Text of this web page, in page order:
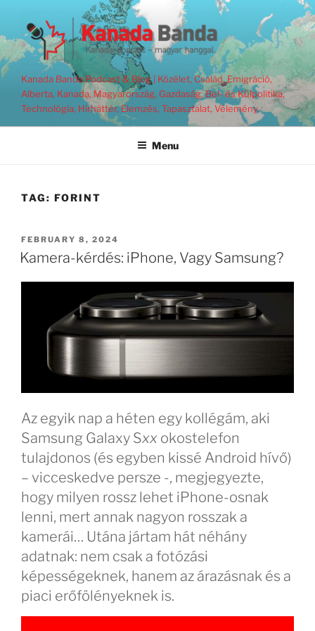
content
Kanada Banda Podcast & Blog | Közélet, Család, Emigráció,
Alberta, Kanada, Magyarország, Gazdaság, Bel- és Külpolitika,
Technológia, Hírháttér, Elemzés, Tapasztalat, Vélemény.
Menu
TAG: FORINT
POSTED
ON
FEBRUARY 8, 2024
Kamera-kérdés: iPhone, Vagy Samsung?
Az egyik nap a héten egy kollégám, aki
Samsung Galaxy Sxx okostelefon
tulajdonos (és egyben kissé Android hívő)
– vicceskedve persze -, megjegyezte,
hogy milyen rossz lehet iPhone-osnak
lenni, mert annak nagyon rosszak a
kamerái… Utána jártam hát néhány
adatnak: nem csak a fotózási
képességeknek, hanem az árazásnak és a
piaci erőfölényeknek is.